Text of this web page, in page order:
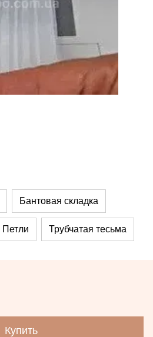
Бантовая складка
Петли Трубчатая тесьма
Купить